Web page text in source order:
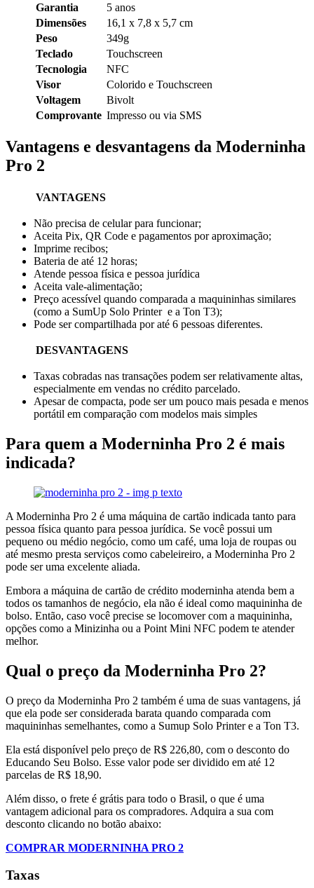
Garantia
5 anos
Dimensões
16,1 x 7,8 x 5,7 cm
Peso
349g
Teclado
Touchscreen
Tecnologia
NFC
Visor
Colorido e Touchscreen
Voltagem
Bivolt
Comprovante Impresso ou via SMS
Vantagens e desvantagens da Moderninha
Pro 2
VANTAGENS
Não precisa de celular para funcionar;
Aceita Pix, QR Code e pagamentos por aproximação;
Imprime recibos;
Bateria de até 12 horas;
Atende pessoa física e pessoa jurídica
Aceita vale-alimentação;
Preço acessível quando comparada a maquininhas similares
(como a SumUp Solo Printer e a Ton T3);
Pode ser compartilhada por até 6 pessoas diferentes.
DESVANTAGENS
Taxas cobradas nas transações podem ser relativamente altas,
especialmente em vendas no crédito parcelado.
Apesar de compacta, pode ser um pouco mais pesada e menos
portátil em comparação com modelos mais simples
Para quem a Moderninha Pro 2 é mais
indicada?
A Moderninha Pro 2 é uma máquina de cartão indicada tanto para
pessoa física quanto para pessoa jurídica. Se você possui um
pequeno ou médio negócio, como um café, uma loja de roupas ou
até mesmo presta serviços como cabeleireiro, a Moderninha Pro 2
pode ser uma excelente aliada.
Embora a máquina de cartão de crédito moderninha atenda bem a
todos os tamanhos de negócio, ela não é ideal como maquininha de
bolso. Então, caso você precise se locomover com a maquininha,
opções como a Minizinha ou a Point Mini NFC podem te atender
melhor.
Qual o preço da Moderninha Pro 2?
O preço da Moderninha Pro 2 também é uma de suas vantagens, já
que ela pode ser considerada barata quando comparada com
maquininhas semelhantes, como a Sumup Solo Printer e a Ton T3.
Ela está disponível pelo preço de R$ 226,80, com o desconto do
Educando Seu Bolso. Esse valor pode ser dividido em até 12
parcelas de R$ 18,90.
Além disso, o frete é grátis para todo o Brasil, o que é uma
vantagem adicional para os compradores. Adquira a sua com
desconto clicando no botão abaixo:
COMPRAR MODERNINHA PRO 2
Taxas